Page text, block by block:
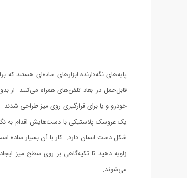
پایه‌های نگه‌دارنده ابزارهای ساده‌ای هستند
یک عروسک پلاستیکی با دست‌هایش اقدام به
شکل دست انسان دارد. کار با آن بسیار ساده
می‌شوند.